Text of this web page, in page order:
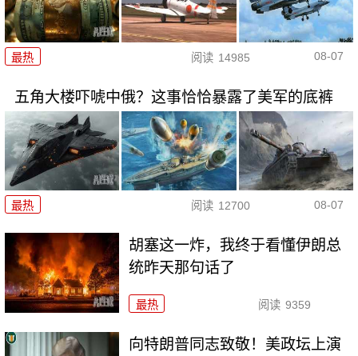
最热 阅读 14985 08-07
五角大楼吓唬中俄？这事恰恰暴露了美军的底裤
最热 阅读 12700 08-07
胡塞这一炸，我终于看懂伊朗总
统昨天那句话了
最热 阅读 9359
向特朗普同志致敬！美政坛上演